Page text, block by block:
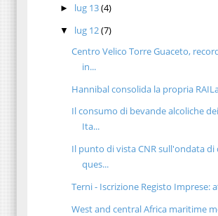
► lug 13(4)
▼ lug 12(7)
Centro Velico Torre Guaceto,
in...
Hannibal consolida la propria
Il consumo di bevande alcoliche
Ita...
Il punto di vista CNR sull'ondata di
ques...
Terni - Iscrizione Registo Imprese:
West and central Africa maritime